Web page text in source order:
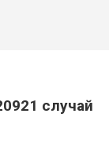
случай